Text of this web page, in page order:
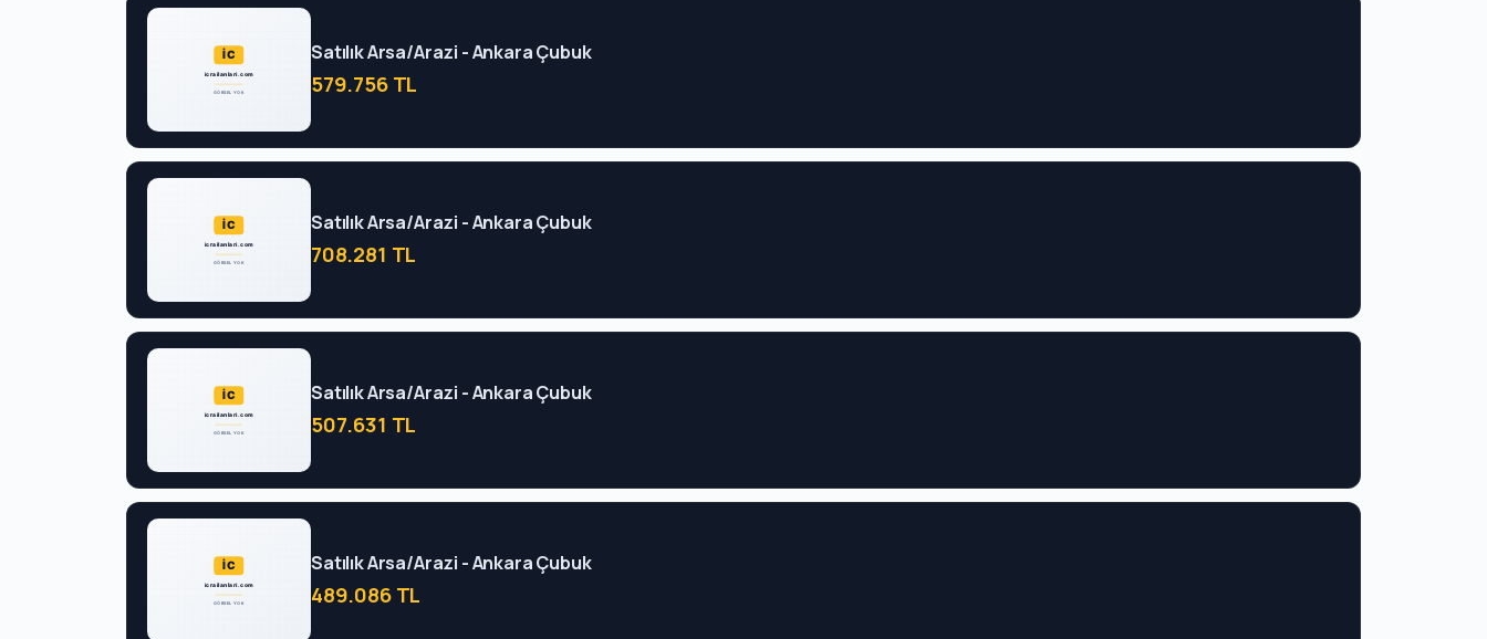
Satılık Arsa/Arazi - Ankara Çubuk
579.756 TL
Satılık Arsa/Arazi - Ankara Çubuk
708.281 TL
Satılık Arsa/Arazi - Ankara Çubuk
507.631 TL
Satılık Arsa/Arazi - Ankara Çubuk
489.086 TL